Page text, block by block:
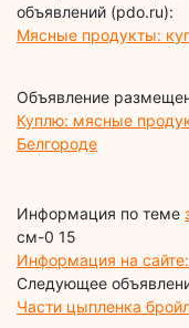
объявлений (pdo.ru):
Мясные продукты:
Объявление
Куплю: мясные
Белгороде
Информация по теме
см-0 15
Информация на
Следующее
Части цыпленка